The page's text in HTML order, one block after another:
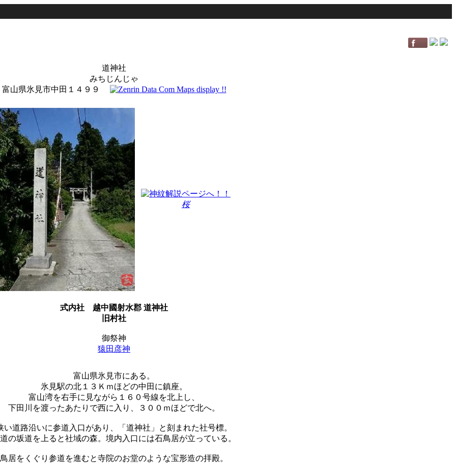
道神社
みちじんじゃ
富山県氷見市中田１４９９
桜
式内社
越中國射水郡 道神社
旧村社
御祭神
猿田彦神
富山県氷見市にある。
氷見駅の北１３Ｋｍほどの中田に鎮座。
富山湾を右手に見ながら１６０号線を北上し、
下田川を渡ったあたりで西に入り、３００ｍほどで北へ。
い道路沿いに参道入口があり、「道神社」と刻まれた社号標。
の坂道を上ると社域の森。境内入口には石鳥居が立っている。
鳥居をくぐり参道を進むと寺院のお堂のような宝形造の拝殿。